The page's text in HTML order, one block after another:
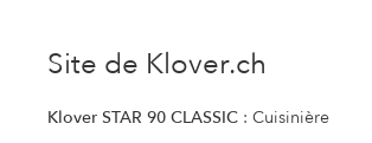
Site de Klover.ch
Klover STAR 90 CLASSIC : Cuisinière